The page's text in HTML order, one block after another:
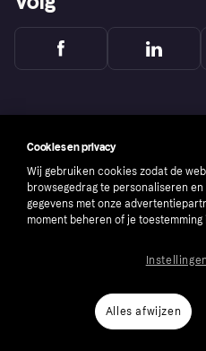
number: 556737-0431
Cookies
Cookies en privacy
Wij gebruiken cookies zodat de
browsegedrag te personaliseren
gegevens met onze
moment beheren of je
Alles afwijzen